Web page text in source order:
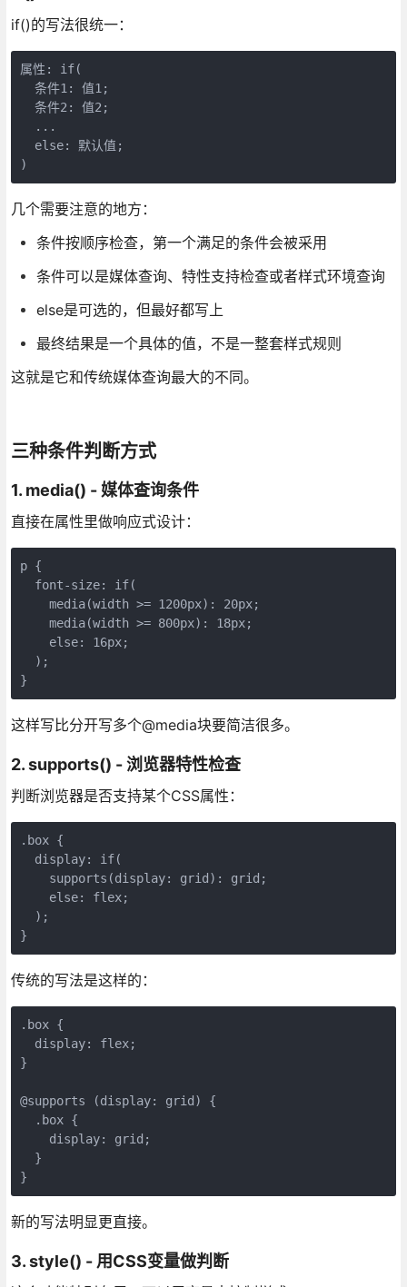
if()的写法很统一：
属性: if(
  条件1: 值1;
  条件2: 值2;
  ...
  else: 默认值;
)
几个需要注意的地方：
条件按顺序检查，第一个满足的条件会被采用
条件可以是媒体查询、特性支持检查或者样式环境查询
else是可选的，但最好都写上
最终结果是一个具体的值，不是一整套样式规则
这就是它和传统媒体查询最大的不同。
三种条件判断方式
1. media() - 媒体查询条件
直接在属性里做响应式设计：
p {
  font-size: if(
    media(width >= 1200px): 20px;
    media(width >= 800px): 18px;
    else: 16px;
  );
}
这样写比分开写多个@media块要简洁很多。
2. supports() - 浏览器特性检查
判断浏览器是否支持某个CSS属性：
.box {
  display: if(
    supports(display: grid): grid;
    else: flex;
  );
}
传统的写法是这样的：
.box {
  display: flex;
}
@supports (display: grid) {
  .box {
    display: grid;
  }
}
新的写法明显更直接。
3. style() - 用CSS变量做判断